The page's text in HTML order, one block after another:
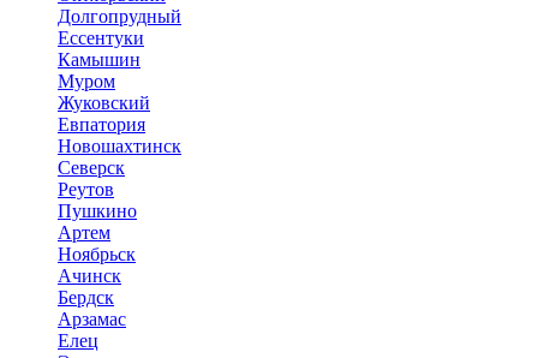
Долгопрудный
Ессентуки
Камышин
Муром
Жуковский
Евпатория
Новошахтинск
Северск
Реутов
Пушкино
Артем
Ноябрьск
Ачинск
Бердск
Арзамас
Елец